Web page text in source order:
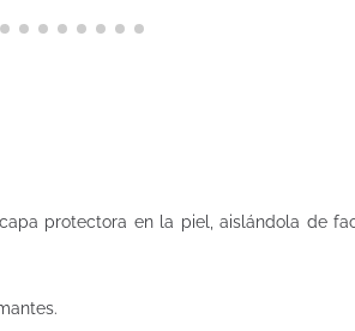
protectora en la piel, aislándola de